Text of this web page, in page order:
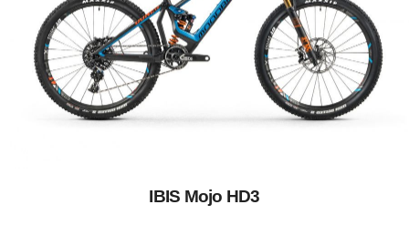
IBIS Mojo HD3